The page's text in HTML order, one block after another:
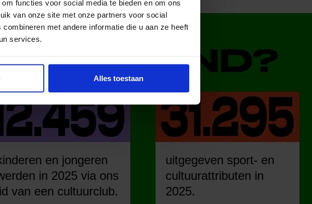
functies voor social media te bieden en om ons
van onze site met onze partners voor social
met andere informatie die u aan ze heeft
services.
Alles toestaan
en jongeren
in 2025 via ons
van een cultuurclub.
uitgegeven sport- en
cultuurattributen in
2025.